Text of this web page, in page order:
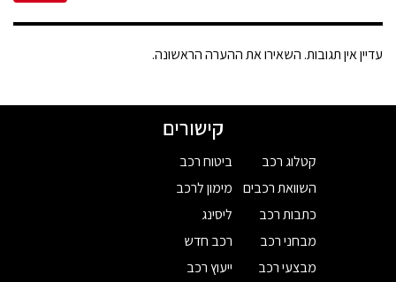
עדיין אין תגובות. השאירו את ההערה הראשונה.
קישורים
קטלוג רכב
השוואת רכבים
כתבות רכב
מבחני רכב
מבצעי רכב
ביטוח רכב
מימון לרכב
ליסינג
רכב חדש
ייעוץ רכב